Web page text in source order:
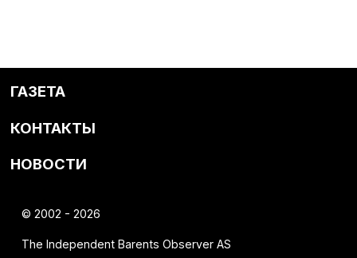
ГАЗЕТА
КОНТАКТЫ
НОВОСТИ
© 2002 - 2026
The Independent Barents Observer AS